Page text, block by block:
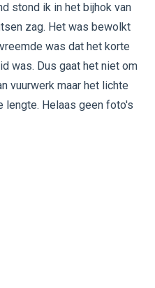
stond ik in het bijhok van
zag. Het was bewolkt
was dat het korte
was. Dus gaat het niet om
vuurwerk maar het lichte
lengte. Helaas geen foto's